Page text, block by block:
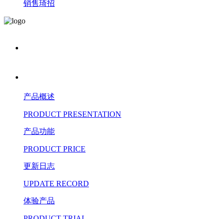
销售琦招
产品概述
PRODUCT PRESENTATION
产品功能
PRODUCT PRICE
更新日志
UPDATE RECORD
体验产品